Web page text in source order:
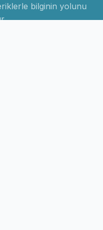
bilginin yolunu